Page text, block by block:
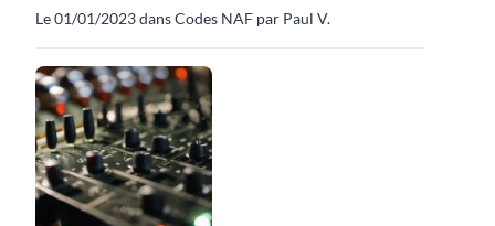
Le 01/01/2023 dans Codes NAF par Paul V.